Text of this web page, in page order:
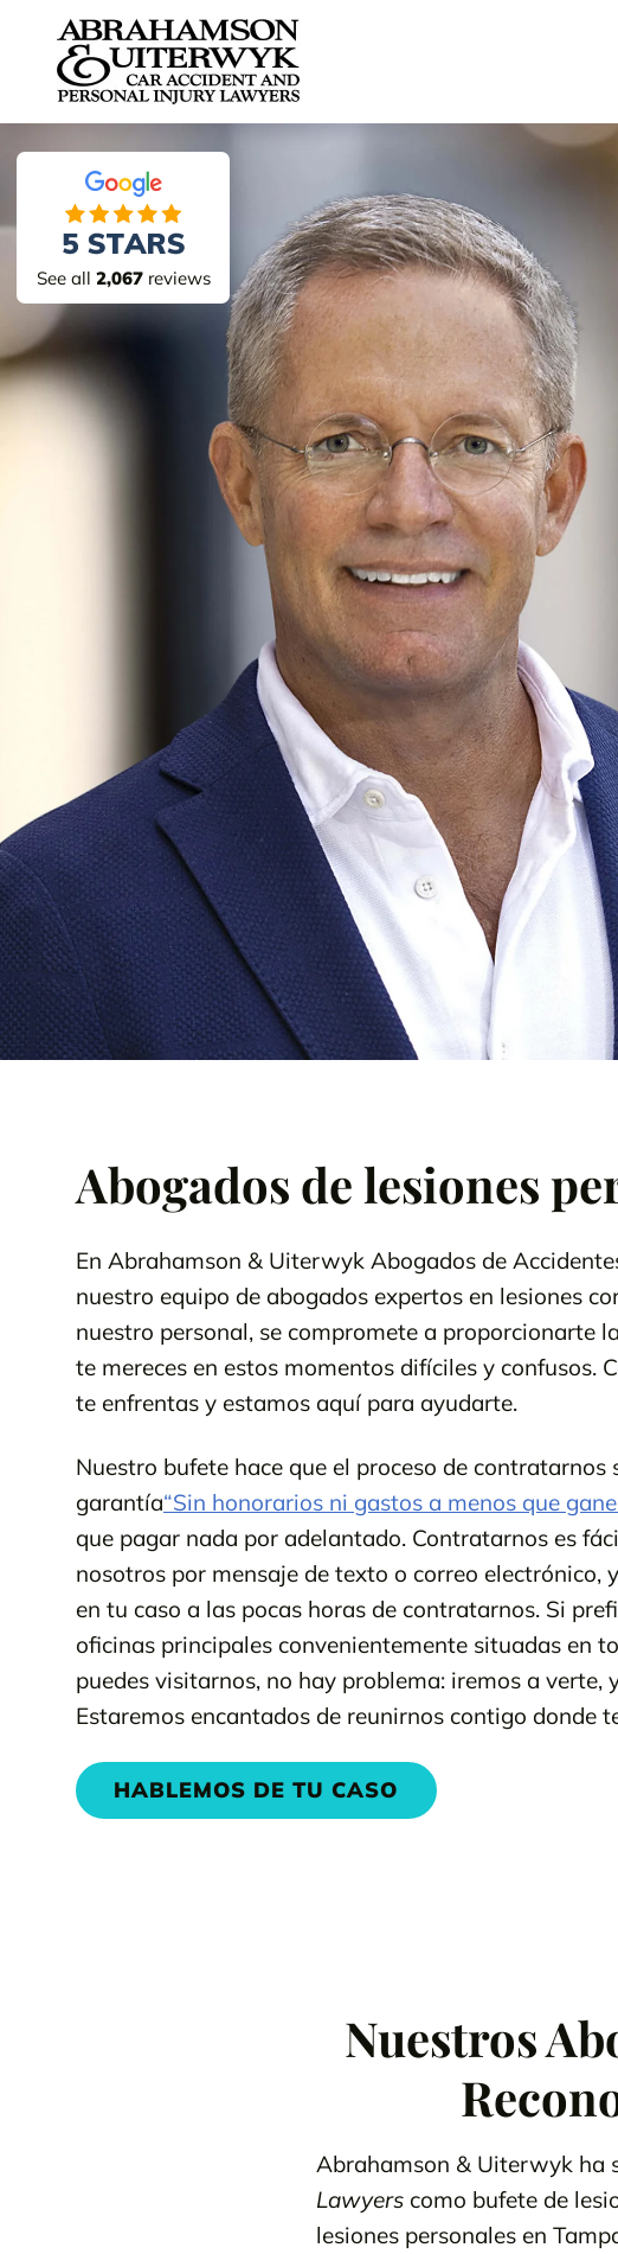
Skip to content
See all 2,067reviews
Abogados de lesiones
En Abrahamson & Uiterwyk Abogados de
nuestro equipo de abogados expertos en lesiones
nuestro personal, se compromete a proporcionarte
te mereces en estos momentos difíciles y confusos.
te enfrentas y estamos aquí para ayudarte.
Nuestro bufete hace que el proceso de contratarnos
garantía“Sin honorarios ni gastos a menos que
que pagar nada por adelantado. Contratarnos es
nosotros por mensaje de texto o correo
en tu caso a las pocas horas de contratarnos. Si
oficinas principales convenientemente situadas en
puedes visitarnos, no hay problema: iremos a verte,
Estaremos encantados de reunirnos contigo donde
HABLEMOS DE TU CASO
Nuestros
Abrahamson & Uiterwyk ha
Lawyerscomo bufete de
lesiones personales en